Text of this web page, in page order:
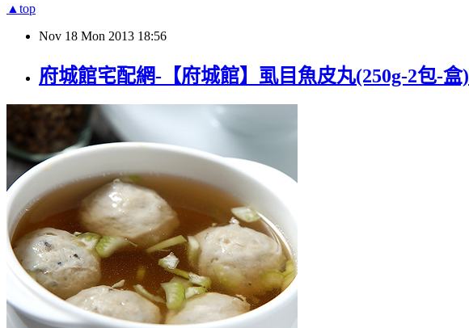
▲top
Nov 18 Mon 2013 18:56
府城館宅配網-【府城館】虱目魚皮丸(250g-2包-盒)